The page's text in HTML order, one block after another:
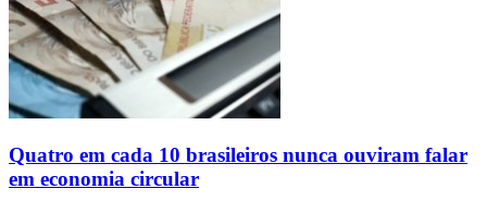
Quatro em cada 10 brasileiros nunca ouviram falar
em economia circular